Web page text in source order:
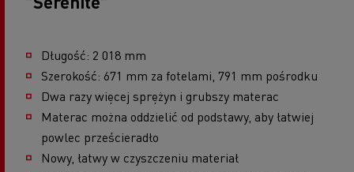
Długość: 2 018 mm
Szerokość: 671 mm za fotelami, 791 mm pośrodku
Dwa razy więcej sprężyn i grubszy materac
Materac można oddzielić od podstawy, aby łatwiej
powlec prześcieradło
Nowy, łatwy w czyszczeniu materiał